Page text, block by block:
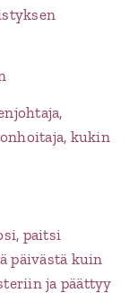
kukin
paitsi
päivästä kuin
ja päättyy